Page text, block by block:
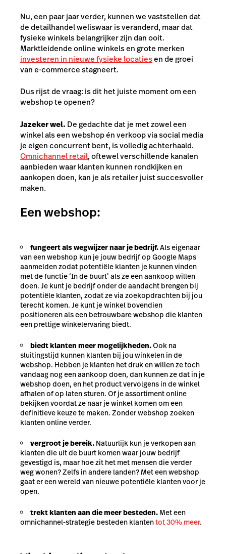
Nu, een paar jaar verder, kunnen we vaststellen dat
de detailhandel weliswaar is veranderd, maar dat
fysieke winkels belangrijker zijn dan ooit.
Marktleidende online winkels en grote merken
investeren in nieuwe fysieke locatiesen de groei
van e-commerce stagneert.
Dus rijst de vraag: is dit het juiste moment om een
webshop te openen?
Jazeker wel. De gedachte dat je met zowel een
winkel als een webshop én verkoop via social media
je eigen concurrent bent, is volledig achterhaald.
Omnichannel retail, oftewel verschillende kanalen
aanbieden waar klanten kunnen rondkijken en
aankopen doen, kan je als retailer juist succesvoller
maken.
Een webshop:
fungeert als wegwijzer naar je bedrijf.Als eigenaar
van een webshop kun je jouw bedrijf op Google Maps
aanmelden zodat potentiële klanten je kunnen vinden
met de functie ‘In de buurt’ als ze een aankoop willen
doen. Je kunt je bedrijf onder de aandacht brengen bij
potentiële klanten, zodat ze via zoekopdrachten bij jou
terecht komen. Je kunt je winkel bovendien
positioneren als een betrouwbare webshop die klanten
een prettige winkelervaring biedt.
biedt klanten meer mogelijkheden.Ook na
sluitingstijd kunnen klanten bij jou winkelen in de
webshop. Hebben je klanten het druk en willen ze toch
vandaag nog een aankoop doen, dan kunnen ze dat in je
webshop doen, en het product vervolgens in de winkel
afhalen of op laten sturen. Of je assortiment online
bekijken voordat ze naar je winkel komen om een
definitieve keuze te maken. Zonder webshop zoeken
klanten online verder.
vergroot je bereik. Natuurlijk kun je verkopen aan
klanten die uit de buurt komen waar jouw bedrijf
gevestigd is, maar hoe zit het met mensen die verder
weg wonen? Zelfs in andere landen? Met een webshop
gaat er een wereld van nieuwe potentiële klanten voor je
open.
trekt klanten aan die meer besteden.Met een
omnichannel-strategie besteden klantentot 30% meer.